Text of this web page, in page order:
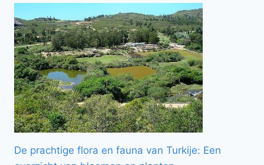
De prachtige flora en fauna van Turkije: Een